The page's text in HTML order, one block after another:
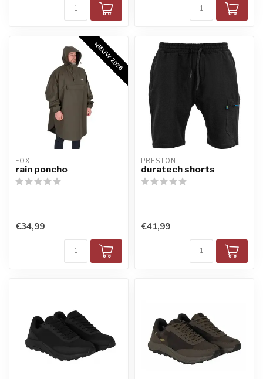
NIEUW 2026
FOX
rain poncho
€34,99
PRESTON
duratech shorts
€41,99